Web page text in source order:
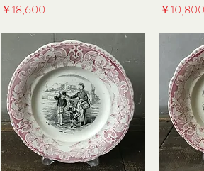
価格
￥18,600
価格
￥10,800